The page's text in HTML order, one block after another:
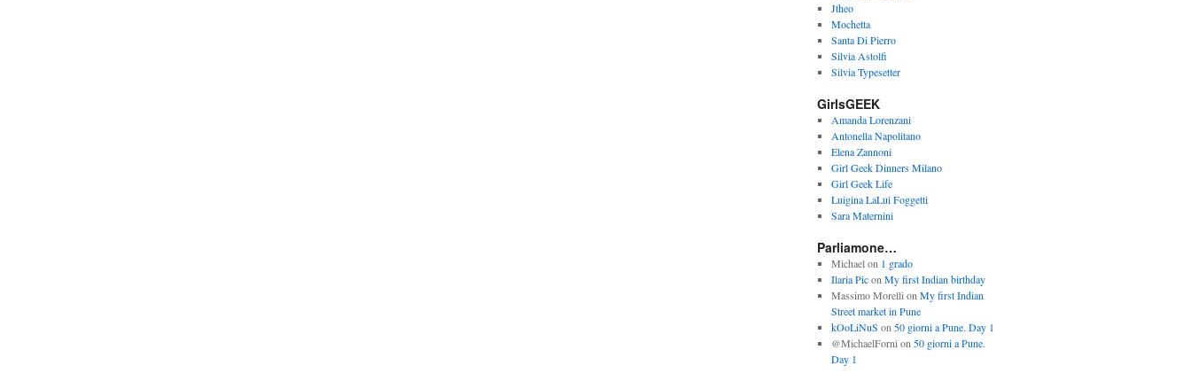
Jtheo
Mochetta
Santa Di Pierro
Silvia Astolfi
Silvia Typesetter
GirlsGEEK
Amanda Lorenzani
Antonella Napolitano
Elena Zannoni
Girl Geek Dinners Milano
Girl Geek Life
Luigina LaLui Foggetti
Sara Maternini
Parliamone…
Michaelon 1 grado
Ilaria Picon My first Indian birthday
Massimo Morelli on My first Indian
Street market in Pune
kOoLiNuS on 50 giorni a Pune. Day 1
@MichaelForni on 50 giorni a Pune.
Day 1